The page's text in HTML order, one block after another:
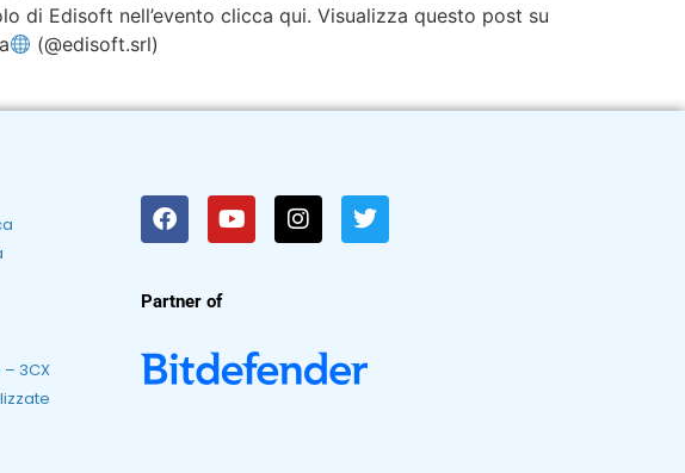
di Edisoft nell’evento clicca qui. Visualizza questo post su
(@edisoft.srl)
3CX
Partner of